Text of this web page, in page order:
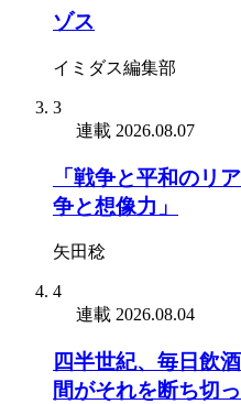
ゾス
イミダス編集部
3
連載 2026.08.07
「戦争と平和のリ
争と想像力」
矢田稔
4
連載 2026.08.04
四半世紀、毎日飲
間がそれを断ち切